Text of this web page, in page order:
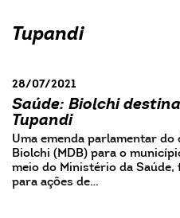
Tupandi
28/07/2021
Saúde: Biolchi
Tupandi
Uma emenda parlamentar
Biolchi (MDB) para o
meio do Ministério da
para ações de…